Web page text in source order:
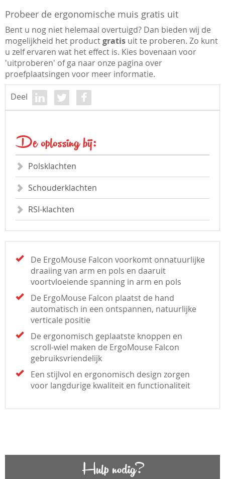
Probeer de ergonomische muis gratis uit
Bent u nog niet helemaal overtuigd? Dan bieden wij de
mogelijkheid het productgratis uit te proberen. Zo kunt
u zelf ervaren wat het effect is. Kies bovenaan voor
'uitproberen' of ga naar onze pagina over
proefplaatsingen voor meer informatie.
Deel
De oplossing bij:
Polsklachten
Schouderklachten
RSI-klachten
De ErgoMouse Falcon voorkomt onnatuurlijke
draaiing van arm en pols en daaruit
voortvloeiende spanning in arm en pols
De ErgoMouse Falcon plaatst de hand
automatisch in een ontspannen, natuurlijke
verticale positie
De ergonomisch geplaatste knoppen en
scroll-wiel maken de ErgoMouse Falcon
gebruiksvriendelijk
Een stijlvol en ergonomisch design zorgen
voor langdurige kwaliteit en functionaliteit
Hulp nodig?